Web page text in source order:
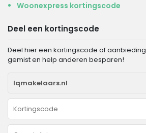
Woonexpress kortingscode
Deel een kortingscode
Deel hier een kortingscode of
gemist en help anderen besparen!